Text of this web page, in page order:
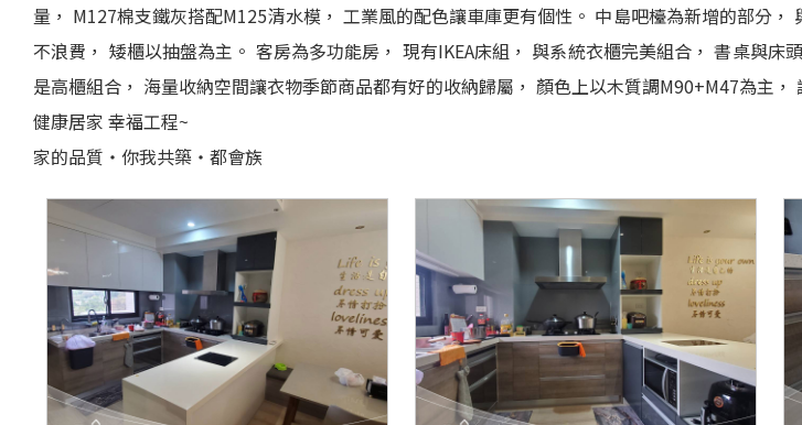
量， M127棉支鐵灰搭配M125清水模， 工業風的配色讓車庫更有個性。 中島吧檯為新增的部分
不浪費， 矮櫃以抽盤為主。 客房為多功能房， 現有IKEA床組， 與系統衣櫃完美組合， 書桌與
是高櫃組合， 海量收納空間讓衣物季節商品都有好的收納歸屬， 顏色上以木質調M90+M47為主
健康居家 幸福工程~
家的品質‧你我共築‧都會族